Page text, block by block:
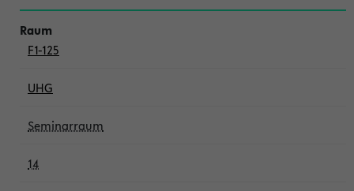
F1-125
UHG
Seminarraum
14